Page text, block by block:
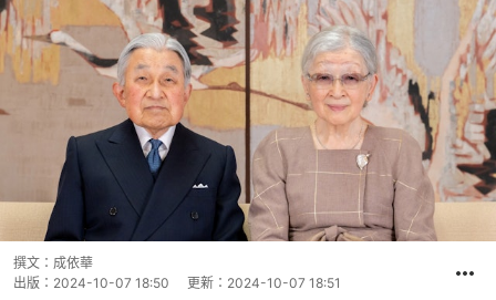
撰文： 成依華
出版： 2024-10-07 18:50 更新： 2024-10-07 18:51